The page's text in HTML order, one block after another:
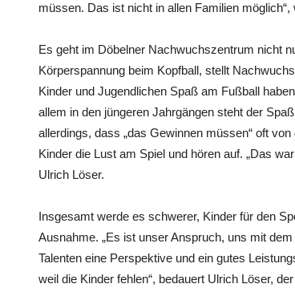
müssen. Das ist nicht in allen Familien möglich“,
Es geht im Döbelner Nachwuchszentrum nicht
Körperspannung beim Kopfball, stellt
Kinder und Jugendlichen Spaß am Fußball
allem in den jüngeren Jahrgängen steht der
allerdings, dass „das Gewinnen müssen“ oft
Kinder die Lust am Spiel und hören auf. „Das
Ulrich Löser.
Insgesamt werde es schwerer, Kinder für den
Ausnahme. „Es ist unser Anspruch, uns mit
Talenten eine Perspektive und ein gutes
weil die Kinder fehlen“, bedauert Ulrich Löser,